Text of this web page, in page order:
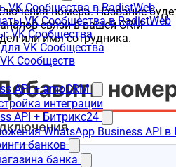
VK Сообщества в RadistWeb
VK Сообщества в RadistWeb
VK Сообщества
VK Сообщества
Сообществ
API + amoCRM
интеграции
API + Битрикс24
WhatsApp Business API
банков
банка
номера. Название
связи в вашей CRM —
или имя сотрудника.